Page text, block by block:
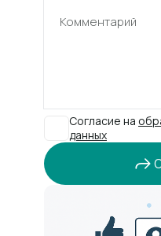
Согласие на
данных